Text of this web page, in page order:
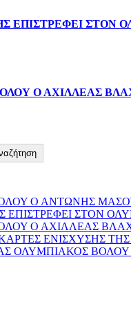
ΕΠΙΣΤΡΕΦΕΙ ΣΤΟΝ
Ο ΑΧΙΛΛΕΑΣ
Ο ΑΝΤΩΝΗΣ
ΣΤΟΝ
Ο ΑΧΙΛΛΕΑΣ
ΕΝΙΣΧΥΣΗΣ
ΟΛΥΜΠΙΑΚΟΣ ΒΟΛΟΥ